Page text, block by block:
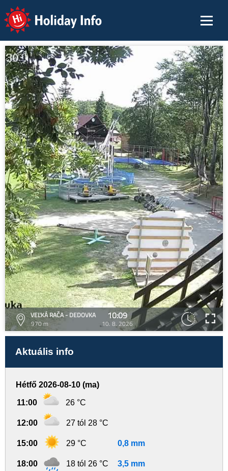
Holiday Info
VEĽKÁ RAČA - DEDOVKA
970 m
10:09
10. 8. 2026
Aktuális info
Hétfő 2026-08-10 (ma)
11:00 26 °C
12:00 27 tól 28 °C
15:00 29 °C 0,8 mm
18:00 18 tól 26 °C 3,5 mm